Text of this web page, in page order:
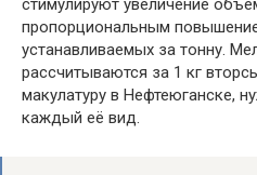
стимулируют увеличение
пропорциональным
устанавливаемых за тонну.
рассчитываются за 1 кг
макулатуру в Нефтеюганске,
каждый её вид.